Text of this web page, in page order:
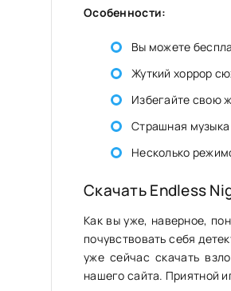
Особенности:
Вы можете
Жуткий хоррор
Избегайте свою
Страшная музыка
Несколько
Скачать Endless
Как вы уже, наверное,
почувствовать себя
уже сейчас скачать
нашего сайта. Приятной